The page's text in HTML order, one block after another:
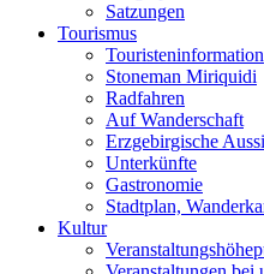
Satzungen
Tourismus
Touristeninformation
Stoneman Miriquidi
Radfahren
Auf Wanderschaft
Erzgebirgische
Unterkünfte
Gastronomie
Stadtplan,
Kultur